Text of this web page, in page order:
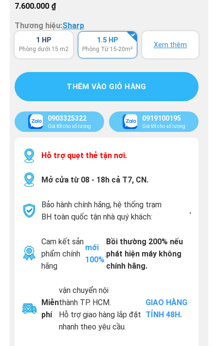
7.600.000 ₫
Thương hiệu:Sharp
1 HP
Phòng dưới 15 m2
1.5 HP
Phòng Từ 15-20m²
Xem thêm
THÊM VÀO GIỎ HÀNG
0903325322
Giá tốt cho số lượng
0919100195
Giá tốt cho số lượng
Hỗ trợ quẹt thẻ tận nơi.
Mở cửa từ 08 - 18h cả T7, CN.
Bảo hành chính hãng, hệ thống trạm
BH toàn quốc tận nhà quý khách:
.
Cam kết sản
phẩm chính
hãng
mới
100%
.
Bồi thường 200% nếu
phát hiện máy không
chính hãng.
Miễn
phí
vận chuyển nội
thành TP. HCM.
Hỗ trợ giao hàng lắp đặt
nhanh theo yêu cầu.
GIAO HÀNG
TỈNH 48H.